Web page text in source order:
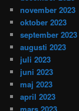
november 2023
oktober 2023
september 2023
augusti 2023
juli 2023
juni 2023
maj 2023
april 2023